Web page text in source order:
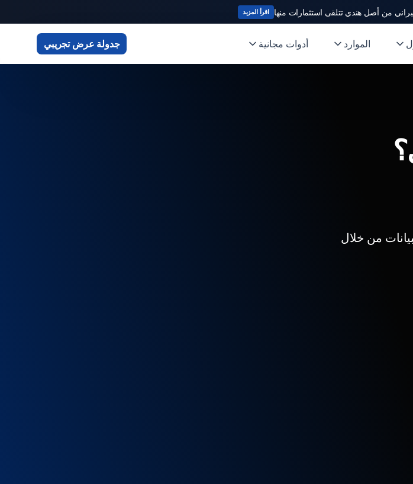
اقرأ المزيد
الموارد أدوات مجانية جدولة عرض تجريبي
من خلال